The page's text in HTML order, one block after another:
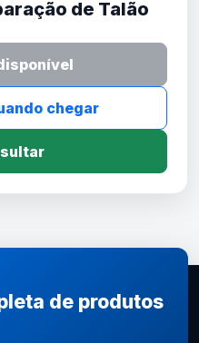
de Talão
chegar
de produtos